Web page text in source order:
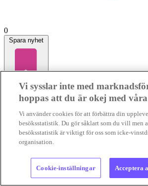
0
Spara nyhet
Storbanker öser in pengar i
FOSSILFINANSIERINGVissa
ner sina lån till fossilindustrin, men andra har
finansiering av både olje...
Vi sysslar inte med
hoppas att du är okej med
Vi använder cookies för att förbättra din
besöksstatistik. Du gör såklart som du vill men
besöksstatistik är viktigt för oss som icke-
organisation.
Cookie-inställningar Acceptera